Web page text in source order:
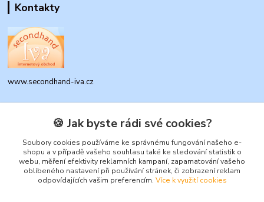
Kontakty
www.secondhand-iva.cz
+420 315 695 684
info@secondhand-iva.cz
🍪 Jak byste rádi své cookies?
Soubory cookies používáme ke správnému fungování našeho e-
shopu a v případě vašeho souhlasu také ke sledování statistik o
webu, měření efektivity reklamních kampaní, zapamatování vašeho
oblíbeného nastavení při používání stránek, či zobrazení reklam
odpovídajících vašim preferencím. Více k využití cookies